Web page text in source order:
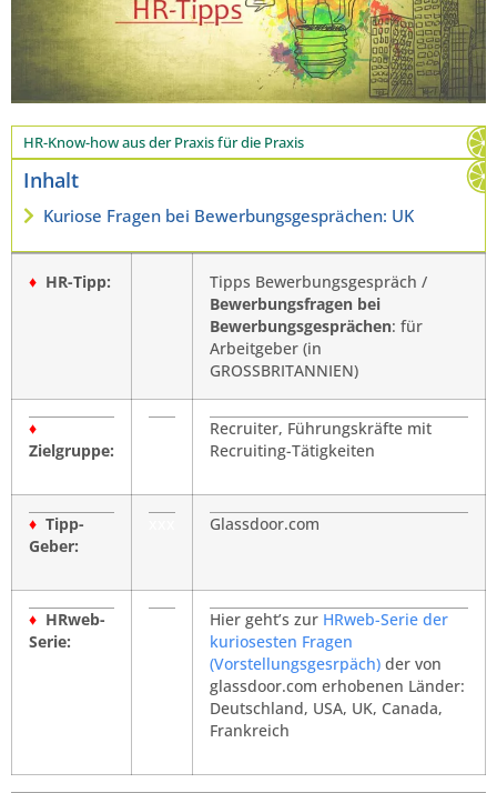
HR-Know-how aus der Praxis für die Praxis
Inhalt
Kuriose Fragen bei Bewerbungsgesprächen: UK
♦ HR-Tipp:
Tipps Bewerbungsgespräch /
Bewerbungsfragen bei
Bewerbungsgesprächen: für
Arbeitgeber (in
GROSSBRITANNIEN)
♦
Zielgruppe:
Recruiter, Führungskräfte mit
Recruiting-Tätigkeiten
♦ Tipp-
Geber:
Glassdoor.com
♦ HRweb-
Serie:
Hier geht’s zur HRweb-Serie der
kuriosesten Fragen
(Vorstellungsgesrpäch) der von
glassdoor.com erhobenen Länder:
Deutschland, USA, UK, Canada,
Frankreich